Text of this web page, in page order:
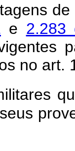
e 2.283
no art.